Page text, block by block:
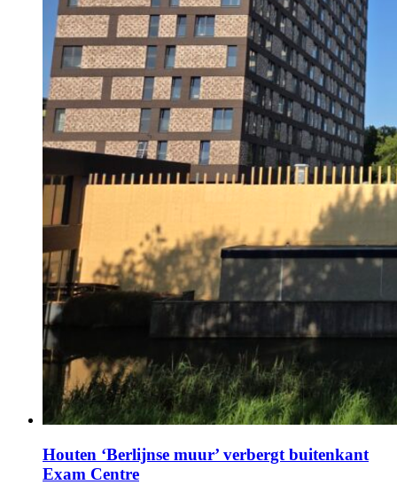
Houten ‘Berlijnse muur’ verbergt buitenkant
Exam Centre